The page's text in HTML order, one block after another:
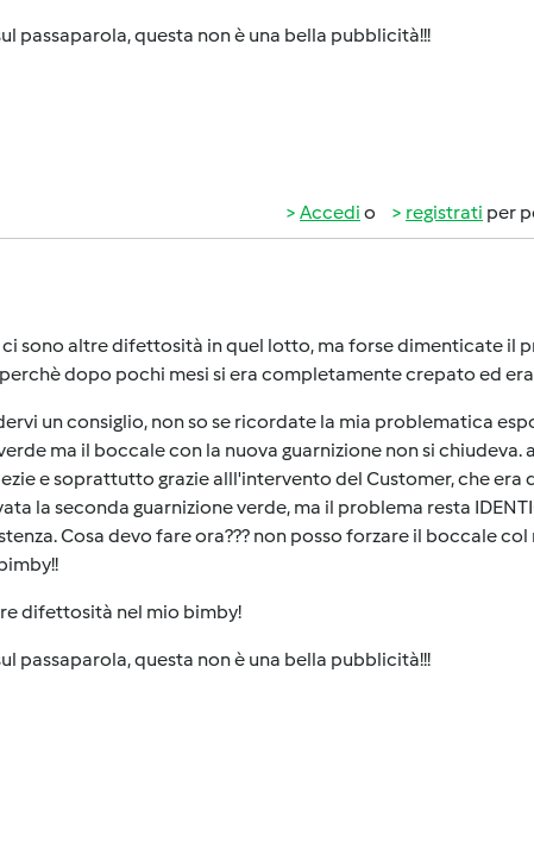
passaparola, questa non è una bella pubblicità!!!
Accedi o registrati per
ci sono altre difettosità in quel lotto, ma forse dimenticate il
dopo pochi mesi si era completamente crepato ed
un consiglio, non so se ricordate la mia problematica
ma il boccale con la nuova guarnizione non si chiudeva.
e soprattutto grazie alll'intervento del Customer, che era
la seconda guarnizione verde, ma il problema resta
Cosa devo fare ora??? non posso forzare il boccale
difettosità nel mio bimby!
passaparola, questa non è una bella pubblicità!!!